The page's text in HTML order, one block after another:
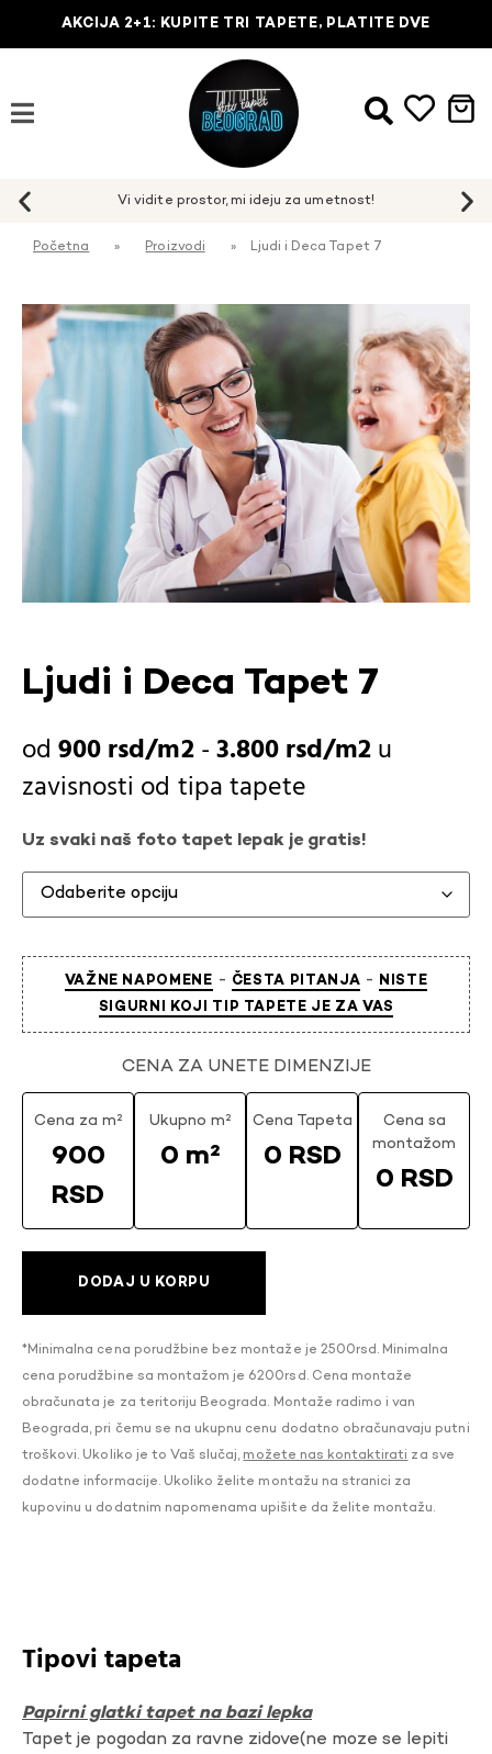
AKCIJA 2+1: KUPITE TRI TAPETE, PLATITE DVE
Početna » Proizvodi » Ljudi i Deca Tapet 7
Ljudi i Deca Tapet 7
900rsd -3.800rsd
u
zavisnosti od tipa tapete
Uz svaki naš foto tapet lepak je gratis!
VAŽNE NAPOMENE - ČESTA PITANJA - NISTE
SIGURNI KOJI TIP TAPETE JE ZA VAS
CENA ZA UNETE DIMENZIJE
Cena za m²
900
RSD
Ukupno m²
0 m²
Cena Tapeta
0 RSD
Cena sa
montažom
0 RSD
DODAJ U KORPU
*Minimalna cena porudžbine bez montaže je 2500rsd. Minimalna
cena porudžbine sa montažom je 6200rsd. Cena montaže
obračunata je za teritoriju Beograda. Montaže radimo i van
Beograda, pri čemu se na ukupnu cenu dodatno obračunavaju putni
troškovi. Ukoliko je to Vaš slučaj, možete nas kontaktirati za sve
dodatne informacije. Ukoliko želite montažu na stranici za
kupovinu u dodatnim napomenama upišite da želite montažu.
Tipovi tapeta
Papirni glatki tapet na bazi lepka
Tapet je pogodan za ravne zidove(ne moze se lepiti